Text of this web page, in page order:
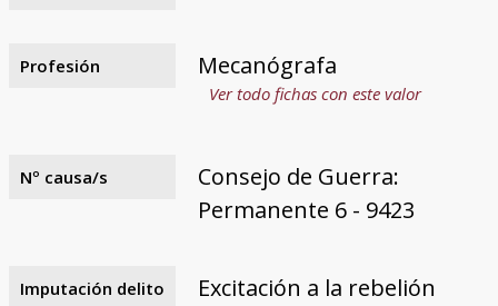
Profesión Mecanógrafa
Ver todo fichas con este valor
Nº causa/s
Consejo de Guerra:
Permanente 6 - 9423
Imputación delito Excitación a la rebelión